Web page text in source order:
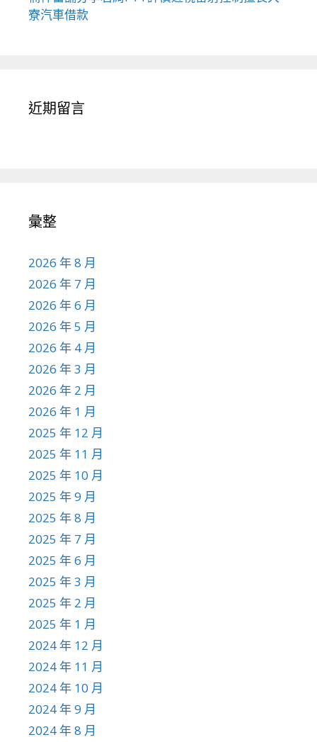
寮汽車借款
近期留言
彙整
2026 年 8 月
2026 年 7 月
2026 年 6 月
2026 年 5 月
2026 年 4 月
2026 年 3 月
2026 年 2 月
2026 年 1 月
2025 年 12 月
2025 年 11 月
2025 年 10 月
2025 年 9 月
2025 年 8 月
2025 年 7 月
2025 年 6 月
2025 年 3 月
2025 年 2 月
2025 年 1 月
2024 年 12 月
2024 年 11 月
2024 年 10 月
2024 年 9 月
2024 年 8 月